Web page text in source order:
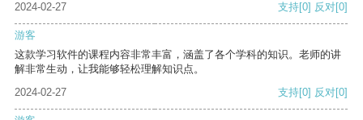
2024-02-27 支持[0] 反对[0]
游客
这款学习软件的课程内容非常丰富，涵盖了各个学科的知识。老师的讲
解非常生动，让我能够轻松理解知识点。
2024-02-27
支持[0] 反对[0]